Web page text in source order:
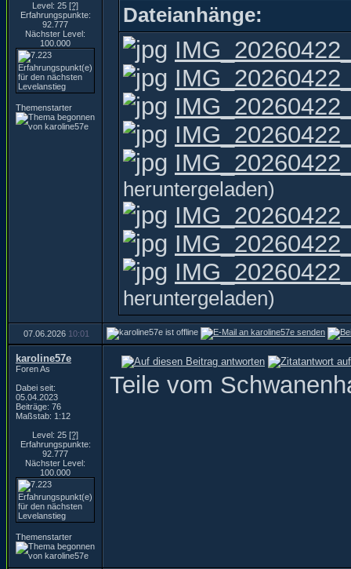
Level: 25 [?]
Erfahrungspunkte:
92.777
Nächster Level:
100.000
Themenstarter
Dateianhänge:
heruntergeladen)
heruntergeladen)
07.06.2026 10:01
karoline57e
Foren As
Dabei seit:
05.04.2023
Beiträge: 76
Maßstab: 1:12
Level: 25 [?]
Erfahrungspunkte:
92.777
Nächster Level:
100.000
Themenstarter
Teile vom